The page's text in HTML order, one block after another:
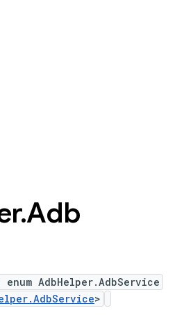
.Adb
AdbHelper.AdbService
>